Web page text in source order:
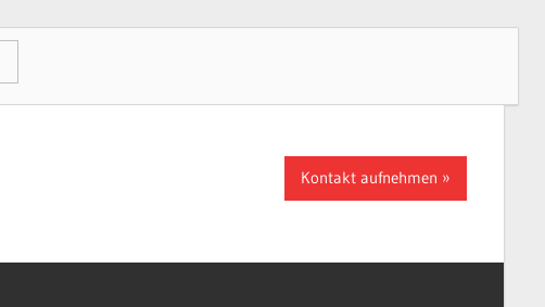
Kontakt aufnehmen